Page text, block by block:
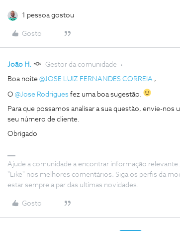
1 pessoa gostou
Gosto
João H. Gestor da comunidade
Boa noite @JOSE LUIZ FERNANDES CORREIA ,
O @Jose Rodrigues fez uma boa sugestão.
Para que possamos analisar a sua questão, envie-nos
seu número de cliente.
Obrigado
Ajude a comunidade a encontrar informação
"Like" nos melhores comentários. Siga os perfis da
estar sempre a par das ultimas novidades.
Gosto